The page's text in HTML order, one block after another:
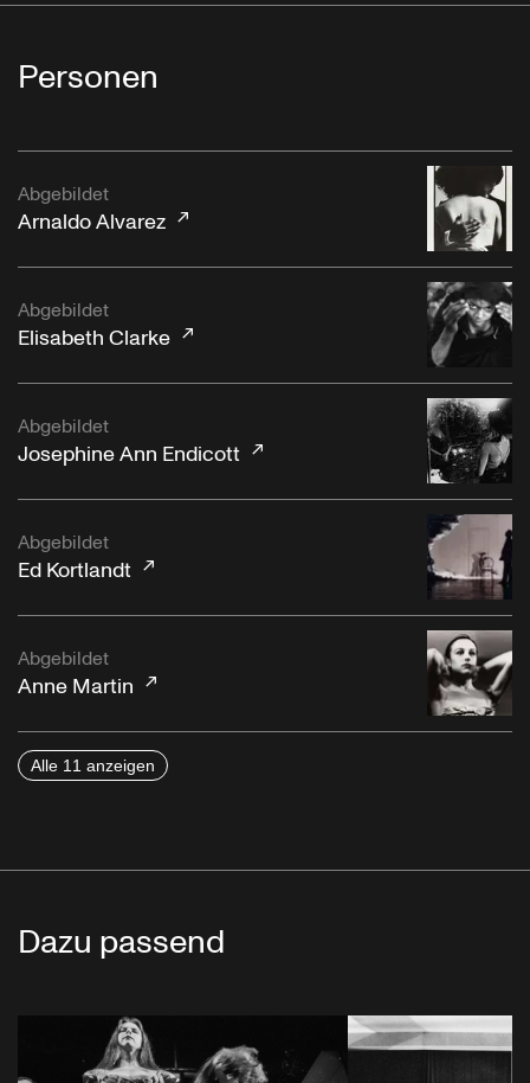
Personen
Abgebildet
Arnaldo Alvarez
Abgebildet
Elisabeth Clarke
Abgebildet
Josephine Ann Endicott
Abgebildet
Ed Kortlandt
Abgebildet
Anne Martin
Alle 11 anzeigen
Dazu passend